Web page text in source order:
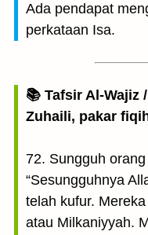
Ada pendapat
perkataan Isa.
📚 Tafsir Al-Wajiz
Zuhaili, pakar
72. Sungguh
“Sesungguhnya
telah kufur.
atau Milkaniyyah.